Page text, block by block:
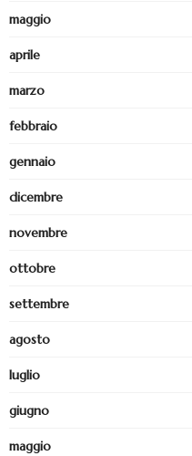
maggio
aprile
marzo
febbraio
gennaio
dicembre
novembre
ottobre
settembre
agosto
luglio
giugno
maggio